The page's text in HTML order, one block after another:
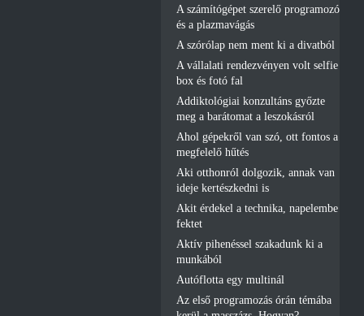
A számítógépet szerelő programozó
és a plazmavágás
A szórólap nem ment ki a divatból
A vállalati rendezvényen volt selfie
box és fotó fal
Addiktológiai konzultáns győzte
meg a barátomat a leszokásról
Ahol gépekről van szó, ott fontos a
megfelelő hűtés
Aki otthonról dolgozik, annak van
ideje kertészkedni is
Akit érdekel a technika, napelembe
fektet
Aktív pihenéssel szakadunk ki a
munkából
Autóflotta egy multinál
Az első programozás órán témába